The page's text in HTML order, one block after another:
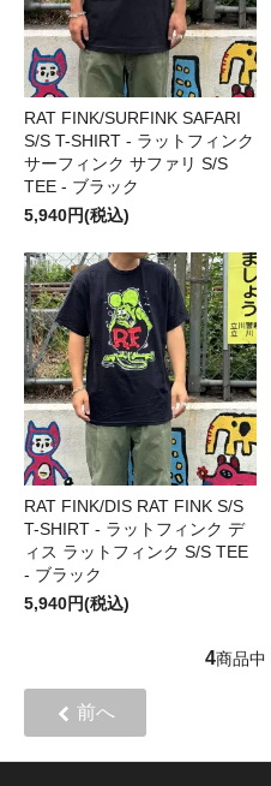
RAT FINK/SURFINK SAFARI
S/S T-SHIRT - ラットフィンク
サーフィンク サファリ S/S
TEE - ブラック
5,940円(税込)
RAT FINK/DIS RAT FINK S/S
T-SHIRT - ラットフィンク デ
ィス ラットフィンク S/S TEE
- ブラック
5,940円(税込)
4商品中
前へ